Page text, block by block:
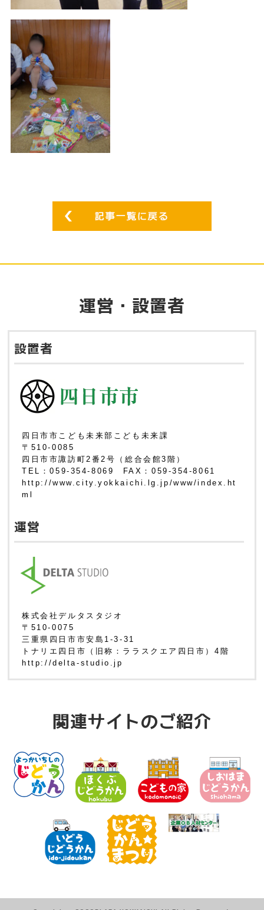
運営・設置者
設置者
四日市市こども未来部こども未来課
〒510-0085
四日市市諏訪町2番2号（総合会館3階）
TEL：059-354-8069 FAX：059-354-8061
http://www.city.yokkaichi.lg.jp/www/index.ht
ml
運営
株式会社デルタスタジオ
〒510-0075
三重県四日市市安島1-3-31
トナリエ四日市（旧称：ララスクエア四日市）4階
http://delta-studio.jp
関連サイトのご紹介